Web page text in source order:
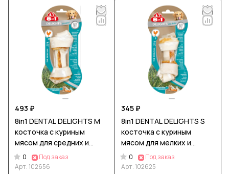
493 ₽
8in1 DENTAL DELIGHTS M
косточка с куриным
мясом для средних и
крупных собак с
минералами 14,5 см
0
Под заказ
Арт.102656
345 ₽
8in1 DENTAL DELIGHTS S
косточка с куриным
мясом для мелких и
средних собак с
минералами 11 см
0
Под заказ
Арт.102625